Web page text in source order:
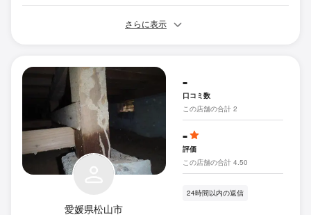
さらに表示
愛媛県松山市
-
口コミ数
この店舗の合計 2
-
評価
この店舗の合計 4.50
24時間以内の返信